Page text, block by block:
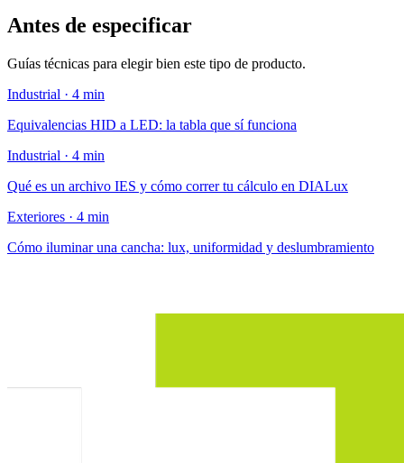
Antes de especificar
Guías técnicas para elegir bien este tipo de producto.
Industrial · 4 min
Equivalencias HID a LED: la tabla que sí funciona
Industrial · 4 min
Qué es un archivo IES y cómo correr tu cálculo en DIALux
Exteriores · 4 min
Cómo iluminar una cancha: lux, uniformidad y deslumbramiento